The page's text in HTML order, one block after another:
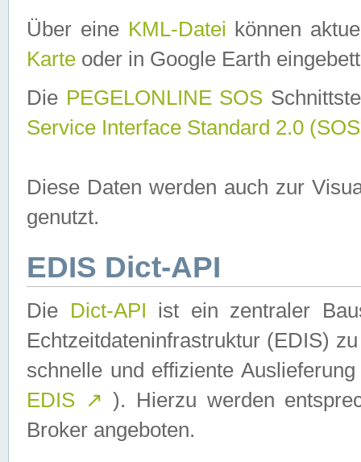
Über eine KML-Datei können
Karte oder in Google Earth
Die PEGELONLINE SOS
Service Interface Standard 2.0
Diese Daten werden auch zur
genutzt.
EDIS Dict-API
Die Dict-API ist ein zentraler
Echtzeitdateninfrastruktur (EDIS)
schnelle und effiziente
EDIS ↗ ). Hierzu werden
Broker angeboten.